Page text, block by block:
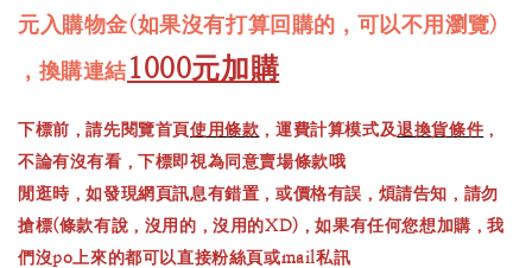
元入購物金(如果沒有打算回購的，可以不用瀏覽)
，換購連結1000元加購
下標前，請先閱覽首頁使用條款 ，運費計算模式及退換貨條件 ，
不論有沒有看，下標即視為同意賣場條款哦
閒逛時，如發現網頁訊息有錯置，或價格有誤，煩請告知，請勿
搶標(條款有說，沒用的，沒用的XD)，如果有任何您想加購，我
們沒po上來的都可以直接粉絲頁或mail私訊